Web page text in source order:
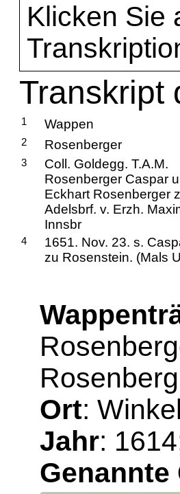
Klicken Sie
Transkript
1 Wappen
2 Rosenberger
3
Coll. Goldegg. T.A.M.
Rosenberger Caspar
Eckhart Rosenberger
Adelsbrf. v. Erzh.
Innsbr
4
1651. Nov. 23. s.
zu Rosenstein. (Mals
Ort:
Jahr:
Genannte